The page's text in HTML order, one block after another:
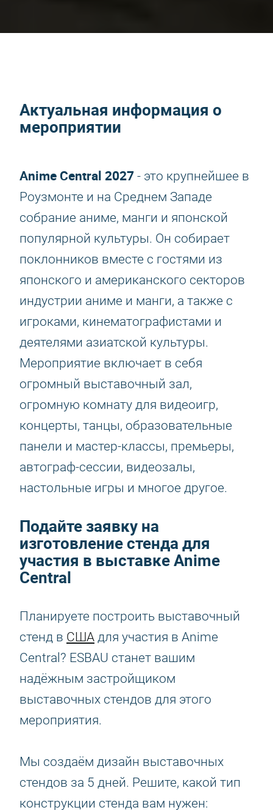
Актуальная информация о
мероприятии
Anime Central 2027 - это крупнейшее в
Роузмонте и на Среднем Западе
собрание аниме, манги и японской
популярной культуры. Он собирает
поклонников вместе с гостями из
японского и американского секторов
индустрии аниме и манги, а также с
игроками, кинематографистами и
деятелями азиатской культуры.
Мероприятие включает в себя
огромный выставочный зал,
огромную комнату для видеоигр,
концерты, танцы, образовательные
панели и мастер-классы, премьеры,
автограф-сессии, видеозалы,
настольные игры и многое другое.
Подайте заявку на
изготовление стенда для
участия в выставке Anime
Central
Планируете построить выставочный
стенд в США для участия в Anime
Central? ESBAU станет вашим
надёжным застройщиком
выставочных стендов для этого
мероприятия.
Мы создаём дизайн выставочных
стендов за 5 дней. Решите, какой тип
конструкции стенда вам нужен: